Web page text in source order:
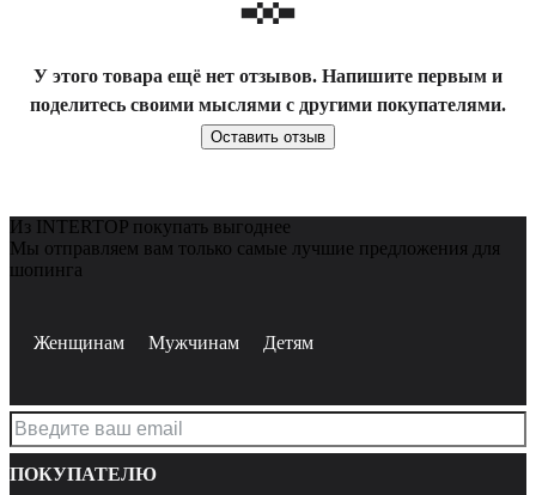
У этого товара ещё нет отзывов. Напишите первым и
поделитесь своими мыслями с другими покупателями.
Оставить отзыв
Из INTERTOP покупать выгоднее
Мы отправляем вам только самые лучшие предложения для
шопинга
Женщинам Мужчинам Детям
ПОКУПАТЕЛЮ